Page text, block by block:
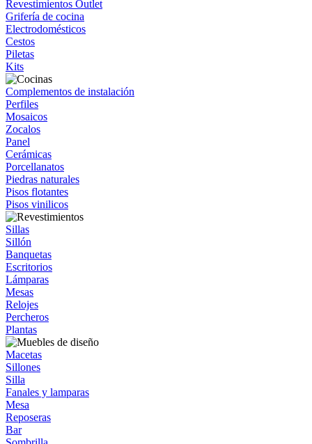
Revestimientos Outlet
Grifería de cocina
Electrodomésticos
Cestos
Piletas
Kits
Complementos de instalación
Perfiles
Mosaicos
Zocalos
Panel
Cerámicas
Porcellanatos
Piedras naturales
Pisos flotantes
Pisos vinilicos
Sillas
Sillón
Banquetas
Escritorios
Lámparas
Mesas
Relojes
Percheros
Plantas
Macetas
Sillones
Silla
Fanales y lamparas
Mesa
Reposeras
Bar